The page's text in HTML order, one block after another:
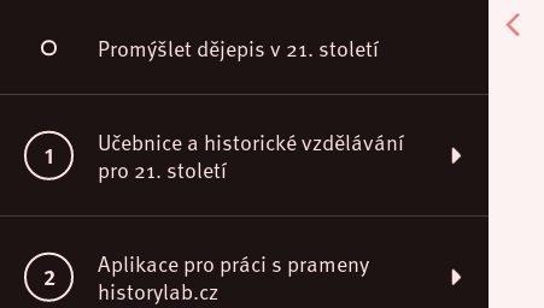
Promýšlet dějepis v 21. století
Učebnice a historické vzdělávání
pro 21. století
Proměna cílů historického vzdělávání v čase
nových médií
Aplikace pro práci s prameny
historylab.cz